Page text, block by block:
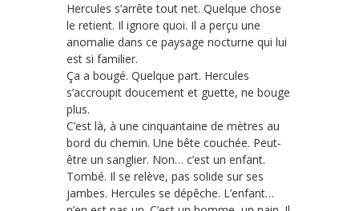
Hercules s’arrête tout net. Quelque chose
le retient. Il ignore quoi. Il a perçu une
anomalie dans ce paysage nocturne qui lui
est si familier.
Ça a bougé. Quelque part. Hercules
s’accroupit doucement et guette, ne bouge
plus.
C’est là, à une cinquantaine de mètres au
bord du chemin. Une bête couchée. Peut-
être un sanglier. Non… c’est un enfant.
Tombé. Il se relève, pas solide sur ses
jambes. Hercules se dépêche. L’enfant…